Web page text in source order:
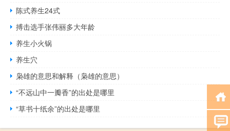
陈式养生24式
搏击选手张伟丽多大年龄
养生小火锅
养生穴
枭雄的意思和解释（枭雄的意思）
“不远山中一瓣香”的出处是哪里
“草书十纸余”的出处是哪里